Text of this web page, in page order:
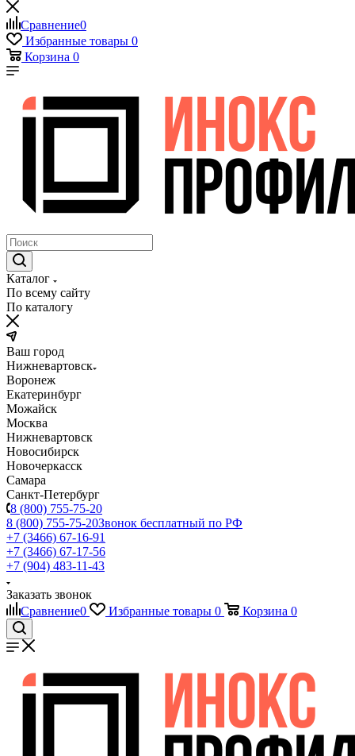
Сравнение0
Избранные товары 0
Корзина 0
Каталог
По всему сайту
По каталогу
Ваш город
Нижневартовск
Воронеж
Екатеринбург
Можайск
Москва
Нижневартовск
Новосибирск
Новочеркасск
Самара
Санкт-Петербург
8 (800) 755-75-20
8 (800) 755-75-20Звонок бесплатный по РФ
+7 (3466) 67-16-91
+7 (3466) 67-17-56
+7 (904) 483-11-43
Заказать звонок
Сравнение0 Избранные товары 0 Корзина 0